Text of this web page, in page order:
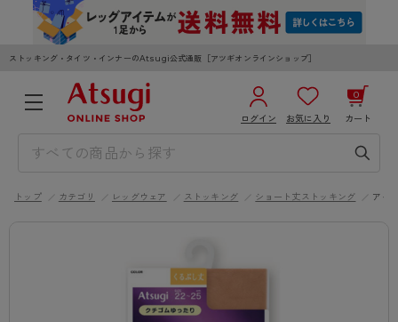
ストッキング・タイツ・インナーのAtsugi公式通販［アツギオンラインショップ］
ログイン お気に入り カート
0
3,980円以上のご購入で送料無料
トップ カテゴリ レッグウェア ストッキング ショート丈ストッキング アイ